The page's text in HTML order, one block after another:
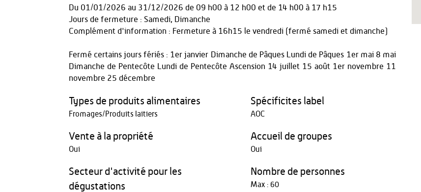
Du 01/01/2026 au 31/12/2026 de 09 h00 à 12 h00 et de 14 h00 à 17 h15
Jours de fermeture : Samedi, Dimanche
Complément d'information : Fermeture à 16h15 le vendredi (fermé samedi et dimanche)
Fermé certains jours fériés : 1er janvier Dimanche de Pâques Lundi de Pâques 1er mai 8 mai
Dimanche de Pentecôte Lundi de Pentecôte Ascension 14 juillet 15 août 1er novembre 11
novembre 25 décembre
Types de produits alimentaires
Fromages/Produits laitiers
Spécificites label
AOC
Vente à la propriété
Oui
Accueil de groupes
Oui
Secteur d'activité pour les
dégustations
Nombre de personnes
Max : 60